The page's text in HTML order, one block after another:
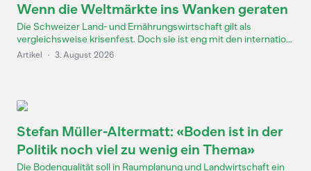
Wenn die Weltmärkte ins Wanken geraten
Die Schweizer Land- und Ernährungswirtschaft gilt als
vergleichsweise krisenfest. Doch sie ist eng mit den internatio...
Artikel · 3. August 2026
Stefan Müller-Altermatt: «Boden ist in der
Politik noch viel zu wenig ein Thema»
Die Bodenqualität soll in Raumplanung und Landwirtschaft ein